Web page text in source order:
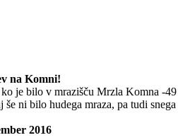
na Komni!
je bilo v mrazišču Mrzla Komna -
ni bilo hudega mraza, pa tudi snega
2016